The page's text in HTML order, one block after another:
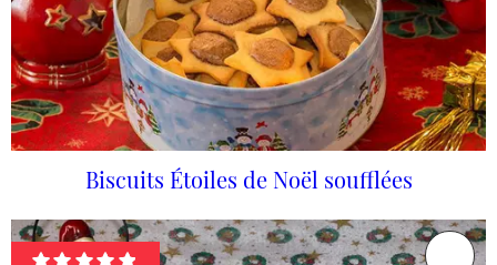
Biscuits Étoiles de Noël soufflées